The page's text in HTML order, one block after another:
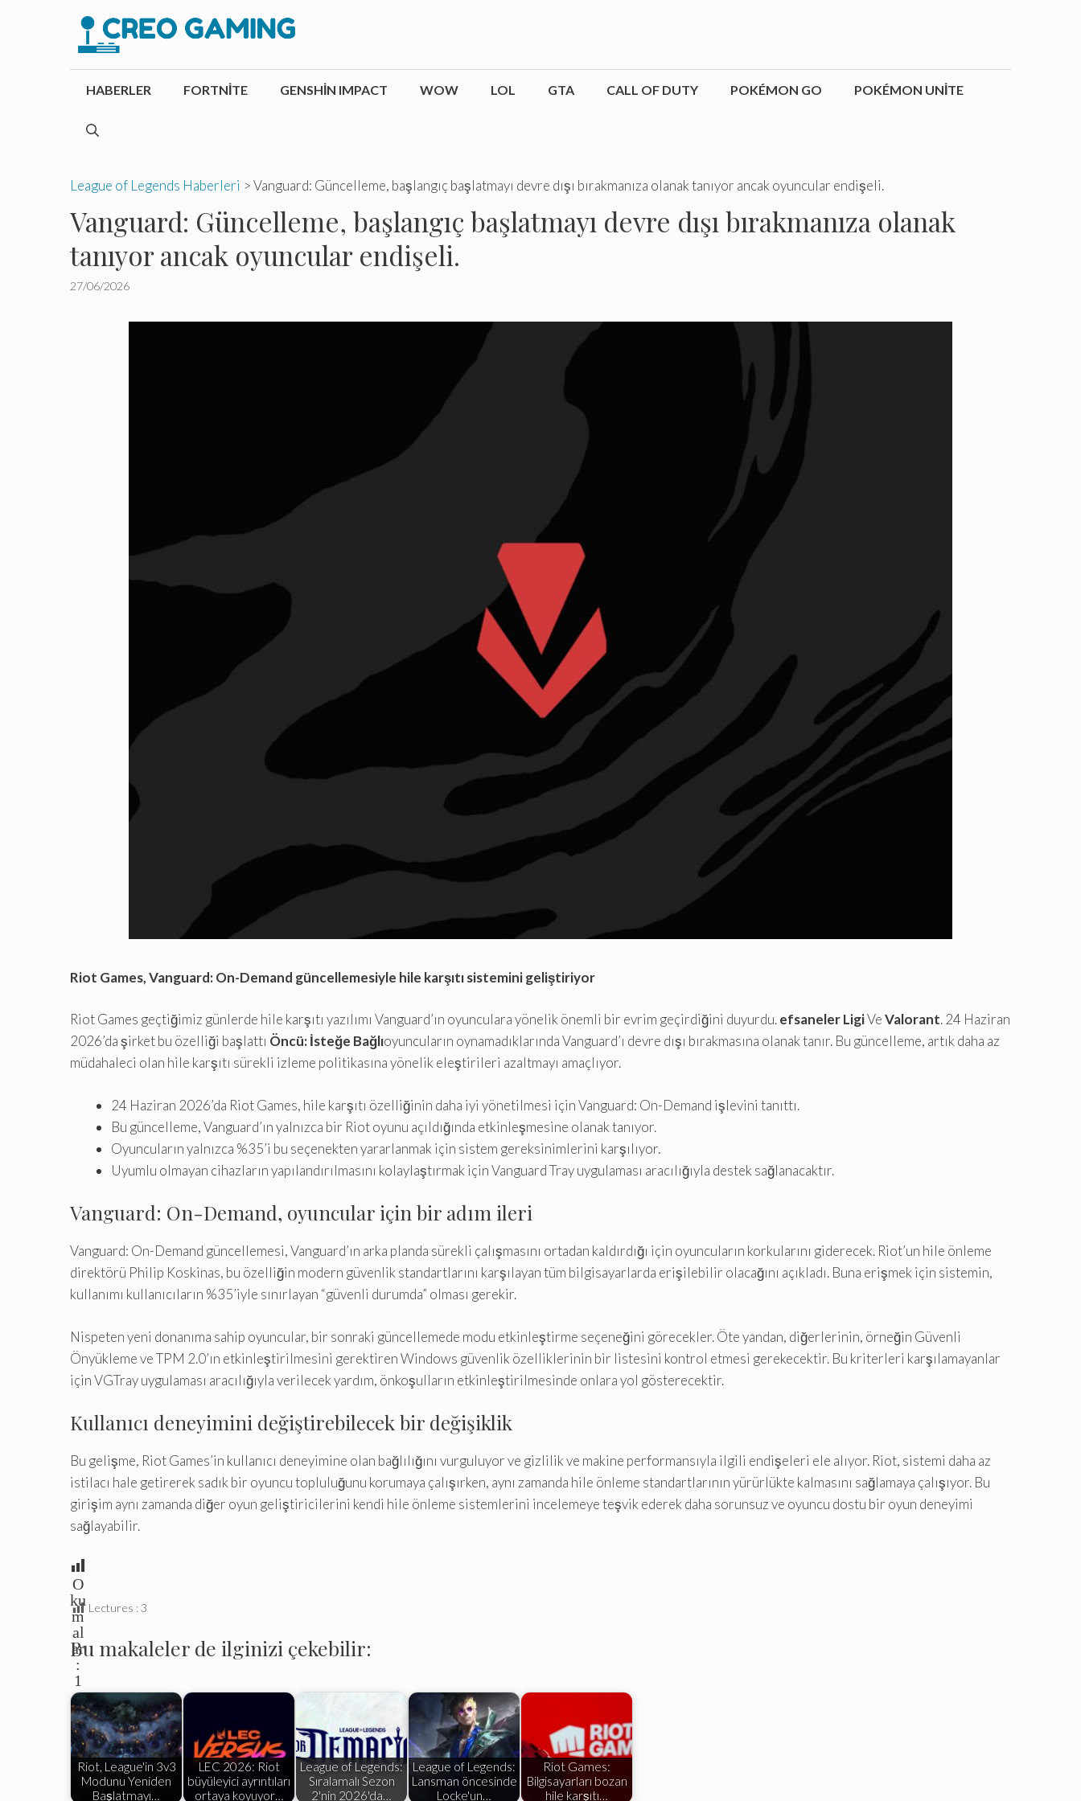
HABERLER FORTNITE GENSHIN IMPACT WOW LOL GTA CALL OF DUTY POKÉMON GO POKÉMON UNITE
League of Legends Haberleri >Vanguard: Güncelleme, başlangıç ​​başlatmayı devre dışı bırakmanıza olanak tanıyor ancak oyuncular endişeli.
Vanguard: Güncelleme, başlangıç ​​başlatmayı devre dışı bırakmanıza olanak
tanıyor ancak oyuncular endişeli.
27/06/2026
Riot Games, Vanguard: On-Demand güncellemesiyle hile karşıtı sistemini geliştiriyor
Riot Games geçtiğimiz günlerde hile karşıtı yazılımı Vanguard’ın oyunculara yönelik önemli bir evrim geçirdiğini duyurdu.efsaneler LigiVeValorant. 24 Haziran
2026’da şirket bu özelliği başlattı Öncü: İsteğe Bağlıoyuncuların oynamadıklarında Vanguard’ı devre dışı bırakmasına olanak tanır. Bu güncelleme, artık daha az
müdahaleci olan hile karşıtı sürekli izleme politikasına yönelik eleştirileri azaltmayı amaçlıyor.
24 Haziran 2026’da Riot Games, hile karşıtı özelliğinin daha iyi yönetilmesi için Vanguard: On-Demand işlevini tanıttı.
Bu güncelleme, Vanguard’ın yalnızca bir Riot oyunu açıldığında etkinleşmesine olanak tanıyor.
Oyuncuların yalnızca %35’i bu seçenekten yararlanmak için sistem gereksinimlerini karşılıyor.
Uyumlu olmayan cihazların yapılandırılmasını kolaylaştırmak için Vanguard Tray uygulaması aracılığıyla destek sağlanacaktır.
Vanguard: On-Demand, oyuncular için bir adım ileri
Vanguard: On-Demand güncellemesi, Vanguard’ın arka planda sürekli çalışmasını ortadan kaldırdığı için oyuncuların korkularını giderecek. Riot’un hile önleme
direktörü Philip Koskinas, bu özelliğin modern güvenlik standartlarını karşılayan tüm bilgisayarlarda erişilebilir olacağını açıkladı. Buna erişmek için sistemin,
kullanımı kullanıcıların %35’iyle sınırlayan “güvenli durumda” olması gerekir.
Nispeten yeni donanıma sahip oyuncular, bir sonraki güncellemede modu etkinleştirme seçeneğini görecekler. Öte yandan, diğerlerinin, örneğin Güvenli
Önyükleme ve TPM 2.0’ın etkinleştirilmesini gerektiren Windows güvenlik özelliklerinin bir listesini kontrol etmesi gerekecektir. Bu kriterleri karşılamayanlar
için VGTray uygulaması aracılığıyla verilecek yardım, önkoşulların etkinleştirilmesinde onlara yol gösterecektir.
Kullanıcı deneyimini değiştirebilecek bir değişiklik
Bu gelişme, Riot Games’in kullanıcı deneyimine olan bağlılığını vurguluyor ve gizlilik ve makine performansıyla ilgili endişeleri ele alıyor. Riot, sistemi daha az
istilacı hale getirerek sadık bir oyuncu topluluğunu korumaya çalışırken, aynı zamanda hile önleme standartlarının yürürlükte kalmasını sağlamaya çalışıyor. Bu
girişim aynı zamanda diğer oyun geliştiricilerini kendi hile önleme sistemlerini incelemeye teşvik ederek daha sorunsuz ve oyuncu dostu bir oyun deneyimi
sağlayabilir.
O
ku
m
al
ar
:
1
Lectures :3
Bu makaleler de ilginizi çekebilir:
Riot, League'in 3v3
Modunu Yeniden
Başlatmayı…
LEC 2026: Riot
büyüleyici ayrıntıları
ortaya koyuyor…
League of Legends:
Sıralamalı Sezon
2'nin 2026'da…
League of Legends:
Lansman öncesinde
Locke'un…
Riot Games:
Bilgisayarları bozan
hile karşıtı…